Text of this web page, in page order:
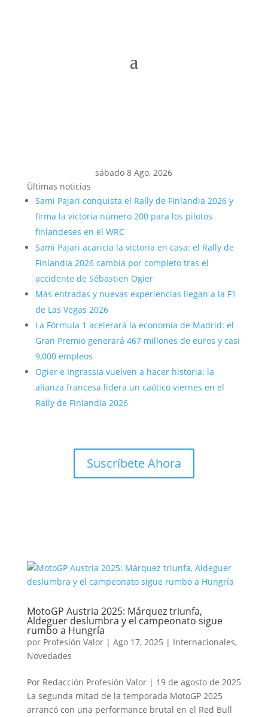
sábado 8 Ago, 2026
Últimas noticias
Sami Pajari conquista el Rally de Finlandia 2026 y
firma la victoria número 200 para los pilotos
finlandeses en el WRC
Sami Pajari acaricia la victoria en casa: el Rally de
Finlandia 2026 cambia por completo tras el
accidente de Sébastien Ogier
Más entradas y nuevas experiencias llegan a la F1
de Las Vegas 2026
La Fórmula 1 acelerará la economía de Madrid: el
Gran Premio generará 467 millones de euros y casi
9,000 empleos
Ogier e Ingrassia vuelven a hacer historia: la
alianza francesa lidera un caótico viernes en el
Rally de Finlandia 2026
Suscríbete Ahora
MotoGP Austria 2025: Márquez triunfa,
Aldeguer deslumbra y el campeonato sigue
rumbo a Hungría
por Profesión Valor| Ago 17, 2025 | Internacionales,
Novedades
Por Redacción Profesión Valor | 19 de agosto de 2025
La segunda mitad de la temporada MotoGP 2025
arrancó con una performance brutal en el Red Bull